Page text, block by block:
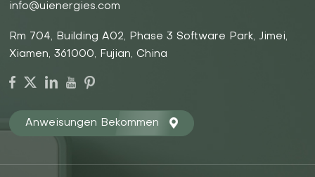
info@uienergies.com
Rm 704, Building A02, Phase 3 Software Park, Jimei,
Xiamen, 361000, Fujian, China
Anweisungen Bekommen